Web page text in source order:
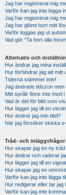
Jag har registrerat mig
Varför kan jag inte logga
Jag har registrerat mig
Jag har glömt bort mitt
Varför loggas jag ut
Vad gör “Ta bort alla
Alternativ och
Hur ändrar jag mina
Hur förhindrar jag att mitt
Tiderna stämmer inte!
Jag ändrade tidszon
Mitt språk finns inte med i
Vad är det för bild som
Hur lägger jag till en
Hur ändrar jag min titel?
När jag försöker skicka
Tråd- och inläggsfrågor
Hur skapar jag en ny
Hur ändrar och raderar
Hur lägger jag till en
Hur skapar jag en
Varför kan jag inte lägga
Hur redigerar eller tar jag
Varför kan jag inte